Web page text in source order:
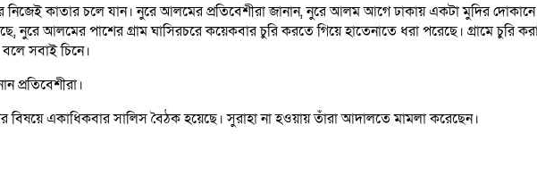
কাতার চলে যান। নুরে আলমের প্রতিবেশীরা জানান, নুরে আলম আগে ঢাকায় একটা মুদির
আলমের পাশের গ্রাম ঘাসিরচরে কয়েকবার চুরি করতে গিয়ে হাতেনাতে ধরা পরেছে। গ্রামে চুরি
সবাই চিনে।
প্রতিবেশীরা।
একাধিকবার সালিস বৈঠক হয়েছে। সুরাহা না হওয়ায় তাঁরা আদালতে মামলা করেছেন।